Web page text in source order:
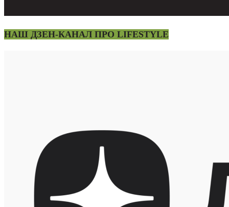
НАШ ДЗЕН-КАНАЛ ПРО LIFESTYLE